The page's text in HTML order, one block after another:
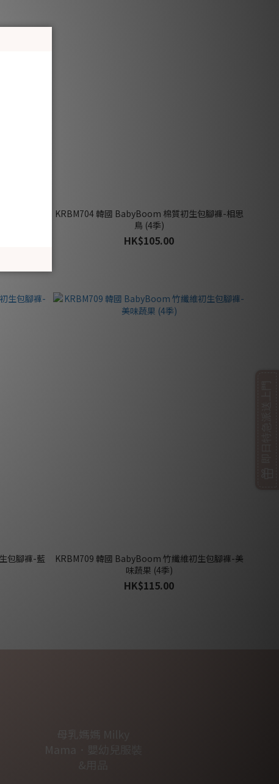
腳褲-網
KRBM704 韓國 BabyBoom 棉質初生包腳褲-相思
鳥 (4季)
HK$105.00
包腳褲-藍
KRBM709 韓國 BabyBoom 竹纖維初生包腳褲-美
味蔬果 (4季)
HK$115.00